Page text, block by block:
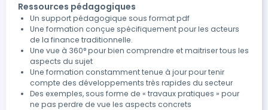
Ressources pédagogiques
Un support pédagogique sous format pdf
Une formation conçue spécifiquement pour les acteurs
de la finance traditionnelle.
Une vue à 360° pour bien comprendre et maitriser tous les
aspects du sujet
Une formation constamment tenue à jour pour tenir
compte des développements très rapides du secteur
Des exemples, sous forme de « travaux pratiques » pour
ne pas perdre de vue les aspects concrets